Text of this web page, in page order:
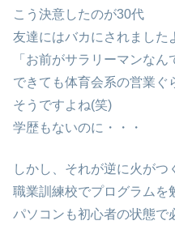
こう決意したのが30代
友達にはバカにされました
「お前がサラリーマンなん
できても体育会系の営業ぐ
そうですよね(笑)
学歴もないのに・・・
しかし、それが逆に火がつ
職業訓練校でプログラムを
パソコンも初心者の状態で